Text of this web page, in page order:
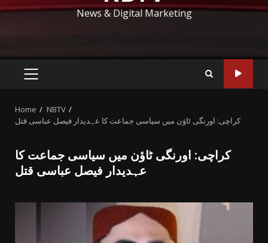
News & Digital Marketing
PRIMARY
Home
NBTV
کراچی: اورنگی ٹاؤن میں سیاسی جماعت کا عہدیدار فیصل عباسی قتل
کراچی: اورنگی ٹاؤن میں سیاسی جماعت کا
عہدیدار فیصل عباسی قتل